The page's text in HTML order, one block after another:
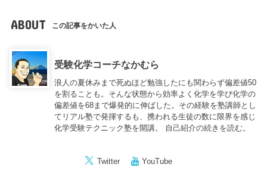
ABOUT この記事をかいた人
受験化学コーチなかむら
浪人の夏休みまで死ぬほど勉強したにも関わらず偏差値50
を割ることも。そんな状態から効率よく化学を学び化学の
偏差値を68まで爆発的に伸ばした。その経験を塾講師とし
てリアル塾で発揮するも、携われる生徒の数に限界を感じ
化学受験テクニック塾を開講。 自己紹介の続きを読む。
Twitter YouTube